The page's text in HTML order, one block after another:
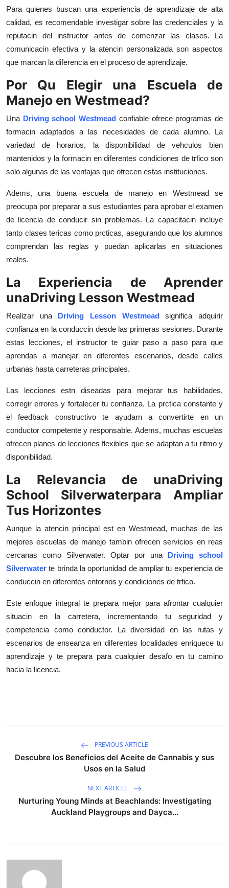
How To
Support Number
Para quienes buscan una experiencia de aprendizaje de alta
calidad, es recomendable investigar sobre las credenciales y la
reputacin del instructor antes de comenzar las clases. La
comunicacin efectiva y la atencin personalizada son aspectos
que marcan la diferencia en el proceso de aprendizaje.
Por Qu Elegir una Escuela de
Manejo en Westmead?
Una Driving school Westmead confiable ofrece programas de
formacin adaptados a las necesidades de cada alumno. La
variedad de horarios, la disponibilidad de vehculos bien
mantenidos y la formacin en diferentes condiciones de trfico son
solo algunas de las ventajas que ofrecen estas instituciones.
Adems, una buena escuela de manejo en Westmead se
preocupa por preparar a sus estudiantes para aprobar el examen
de licencia de conducir sin problemas. La capacitacin incluye
tanto clases tericas como prcticas, asegurando que los alumnos
comprendan las reglas y puedan aplicarlas en situaciones
reales.
La Experiencia de Aprender
unaDriving Lesson Westmead
Realizar una Driving Lesson Westmeadsignifica adquirir
confianza en la conduccin desde las primeras sesiones. Durante
estas lecciones, el instructor te guiar paso a paso para que
aprendas a manejar en diferentes escenarios, desde calles
urbanas hasta carreteras principales.
Las lecciones estn diseadas para mejorar tus habilidades,
corregir errores y fortalecer tu confianza. La prctica constante y
el feedback constructivo te ayudarn a convertirte en un
conductor competente y responsable. Adems, muchas escuelas
ofrecen planes de lecciones flexibles que se adaptan a tu ritmo y
disponibilidad.
La Relevancia de unaDriving
School Silverwaterpara Ampliar
Tus Horizontes
Aunque la atencin principal est en Westmead, muchas de las
mejores escuelas de manejo tambin ofrecen servicios en reas
cercanas como Silverwater. Optar por una Driving school
Silverwater te brinda la oportunidad de ampliar tu experiencia de
conduccin en diferentes entornos y condiciones de trfico.
Este enfoque integral te prepara mejor para afrontar cualquier
situacin en la carretera, incrementando tu seguridad y
competencia como conductor. La diversidad en las rutas y
escenarios de enseanza en diferentes localidades enriquece tu
aprendizaje y te prepara para cualquier desafo en tu camino
hacia la licencia.
PREVIOUS ARTICLE
Descubre los Beneficios del Aceite de Cannabis y sus
Usos en la Salud
NEXT ARTICLE
Nurturing Young Minds at Beachlands: Investigating
Auckland Playgroups and Dayca...